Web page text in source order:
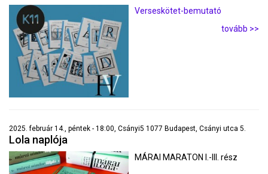
Verseskötet-bemutató
tovább >>
2025. február 14., péntek - 18:00, Csányi5 1077 Budapest, Csányi utca 5.
Lola naplója
MÁRAI MARATON I.-III. rész